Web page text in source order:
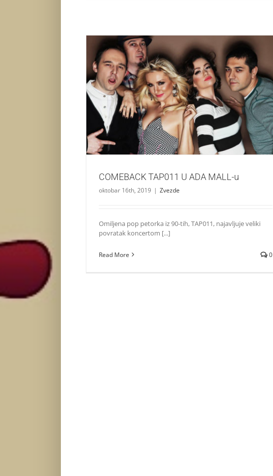
COMEBACK TAP011 U ADA MALL-u
Zvezde
COMEBACK TAP011 U ADA MALL-u
oktobar 16th, 2019 | Zvezde
Omiljena pop petorka iz 90-tih, TAP011, najavljuje veliki
povratak koncertom [...]
Read More 0